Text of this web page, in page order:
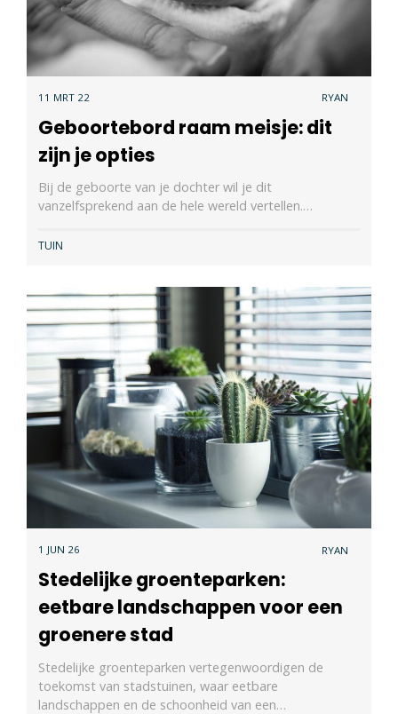
11 MRT 22 RYAN
Geboortebord raam meisje: dit
zijn je opties
Bij de geboorte van je dochter wil je dit
vanzelfsprekend aan de hele wereld vertellen.…
TUIN
1 JUN 26 RYAN
Stedelijke groenteparken:
eetbare landschappen voor een
groenere stad
Stedelijke groenteparken vertegenwoordigen de
toekomst van stadstuinen, waar eetbare
landschappen en de schoonheid van een…